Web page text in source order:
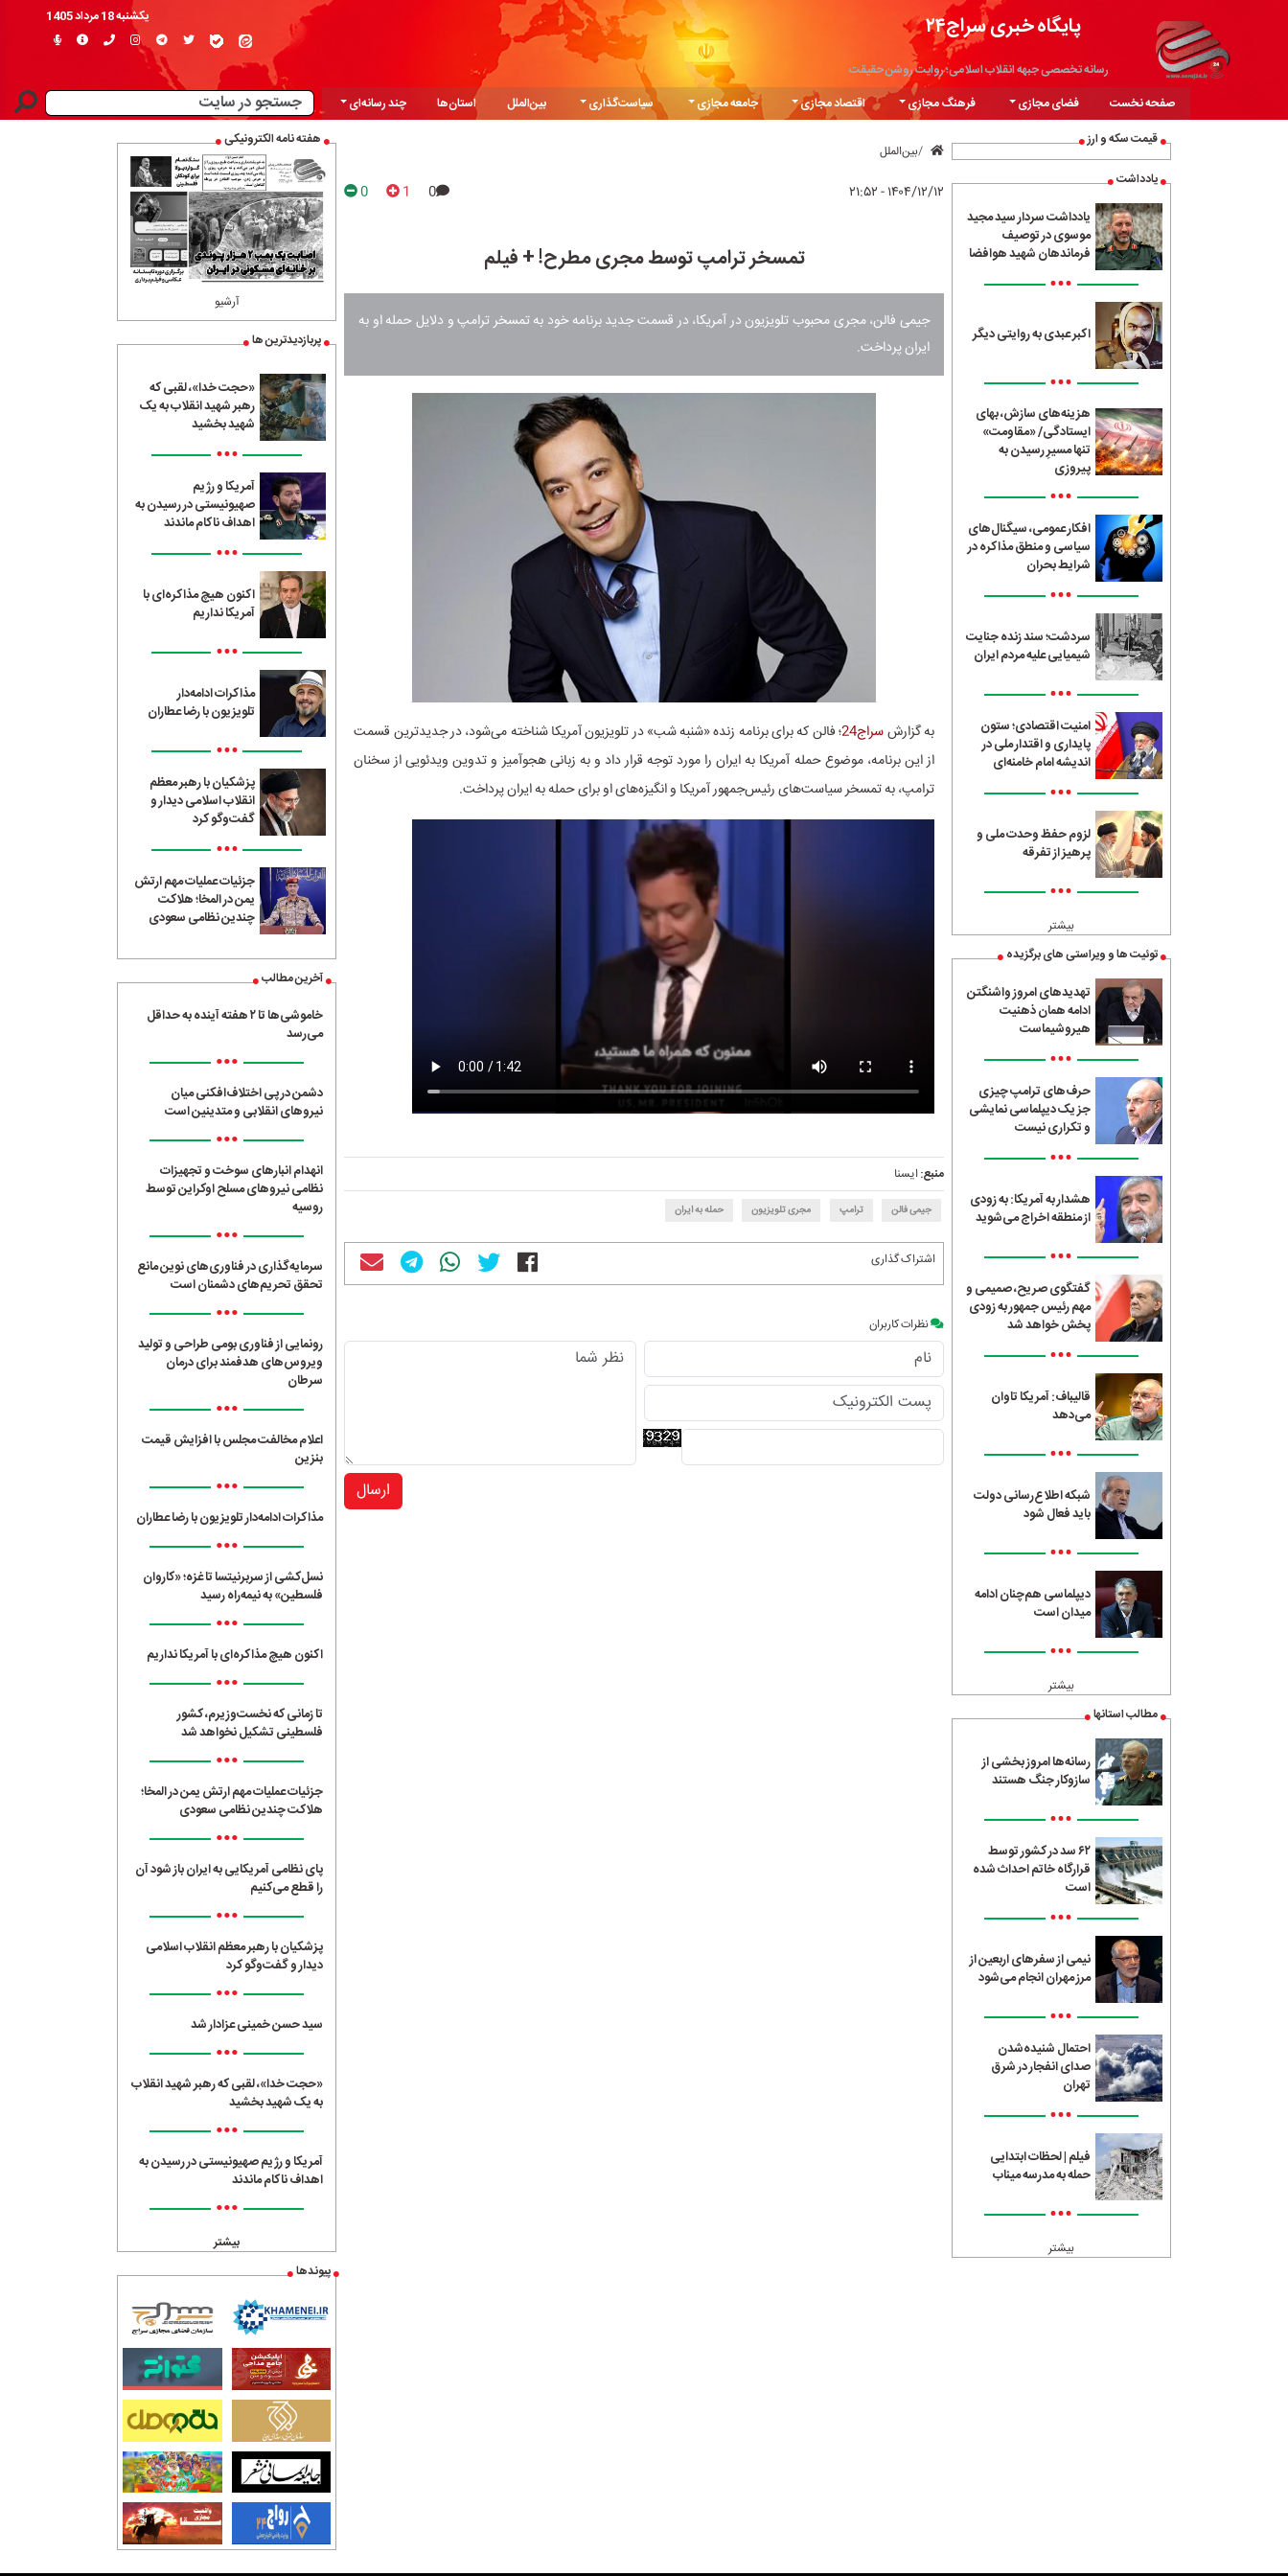
پایگاه خبری سراج۲۴
رسانه تخصصی جبهه انقلاب اسلامی؛ روایت روشن حقیقت
یکشنبه 18 مرداد 1405
صفحه نخست فضای مجازی فرهنگ مجازی اقتصاد مجازی جامعه مجازی سیاست‌گذاری بین‌الملل استان‌ها
چند رسانه‌ای
قیمت سکه و ارز
یادداشت
یادداشت سردار سید مجید
موسوی در توصیف
فرماندهان شهید هوافضا
•••
اکبر عبدی به روایتی دیگر
•••
هزینه‌های سازش، بهای
ایستادگی/ «مقاومت»
تنها مسیرِ رسیدن به
پیروزی
•••
افکار عمومی، سیگنال‌های
سیاسی و منطق مذاکره در
شرایط بحران
•••
سردشت؛ سند زنده جنایت
شیمیایی علیه مردم ایران
•••
امنیت اقتصادی؛ ستون
پایداری و اقتدار ملی در
اندیشه امام خامنه‌ای
•••
لزوم حفظ وحدت ملی و
پرهیز از تفرقه
•••
بیشتر
توئیت ها و ویراستی های برگزیده
تهدیدهای امروز واشنگتن
ادامه همان ذهنیت
هیروشیماست
•••
حرف‌های ترامپ چیزی
جز یک دیپلماسی نمایشی
و تکراری نیست
•••
هشدار به آمریکا: به زودی
از منطقه اخراج می‌شوید
•••
گفتگوی صریح، صمیمی و
مهم رئیس جمهور به زودی
پخش خواهد شد
•••
قالیباف: آمریکا تاوان
می‌دهد
•••
شبکه اطلاع‌رسانی دولت
باید فعال شود
•••
دیپلماسی هم‌چنان ادامه
میدان است
•••
بیشتر
مطالب استانها
رسانه‌ها امروز بخشی از
سازوکار جنگ هستند
•••
۶۲ سد در کشور توسط
قرارگاه خاتم احداث شده
است
•••
نیمی از سفرهای اربعین از
مرز مهران انجام می‌شود
•••
احتمال شنیده‌شدن
صدای انفجار در شرق
تهران
•••
فیلم | لحظات ابتدایی
حمله به مدرسه میناب
•••
بیشتر
بین‌الملل
۱۴۰۴/۱۲/۱۲ - ۲۱:۵۲ 0
1
0
تمسخر ترامپ توسط مجری مطرح! + فیلم
جیمی فالن، مجری محبوب تلویزیون در آمریکا، در قسمت جدید برنامه خود به تمسخر ترامپ و دلایل حمله او به
ایران پرداخت.
به گزارشسراج24
؛ فالن که برای برنامه زنده «شنبه شب» در تلویزیون آمریکا شناخته می‌شود، در جدیدترین قسمت
از این برنامه، موضوع حمله آمریکا به ایران را مورد توجه قرار داد و به زبانی هجوآمیز و تدوین ویدئویی از سخنان
ترامپ، به تمسخر سیاست‌های رئیس‌جمهور آمریکا و انگیزه‌های او برای حمله به ایران پرداخت.
منبع:ایسنا
جیمی فالن ترامپ مجری تلویزیون حمله به ایران
اشتراک گذاری
نظرات کاربران
ارسال
هفته نامه الکترونیکی
آرشیو
پربازدیدترین ها
«حجت خدا»، لقبی که
رهبر شهید انقلاب به یک
شهید بخشید
•••
آمریکا و رژیم
صهیونیستی در رسیدن به
اهداف ناکام ماندند
•••
اکنون هیچ مذاکره‌ای با
آمریکا نداریم
•••
مذاکرات ادامه‌دار
تلویزیون با رضا عطاران
•••
پزشکیان با رهبر معظم
انقلاب اسلامی دیدار و
گفت‌وگو کرد
•••
جزئیات عملیات مهم ارتش
یمن در المخا؛ هلاکت
چندین نظامی سعودی
آخرین مطالب
خاموشی‌ها تا ۲ هفته آینده به حداقل
می‌رسد
•••
دشمن در پی اختلاف‌افکنی میان
نیروهای انقلابی و متدینین است
•••
انهدام انبارهای سوخت و تجهیزات
نظامی نیروهای مسلح اوکراین توسط
روسیه
•••
سرمایه‌گذاری در فناوری‌های نوین مانع
تحقق تحریم‌های دشمنان است
•••
رونمایی از فناوری بومی طراحی و تولید
ویروس‌های هدفمند برای درمان
سرطان
•••
اعلام مخالفت مجلس با افزایش قیمت
بنزین
•••
مذاکرات ادامه‌دار تلویزیون با رضا عطاران
•••
نسل‌کشی از سربرنیتسا تا غزه؛ «کاروان
فلسطین» به نیمه‌راه رسید
•••
اکنون هیچ مذاکره‌ای با آمریکا نداریم
•••
تا زمانی که نخست‌وزیرم، کشور
فلسطینی تشکیل نخواهد شد
•••
جزئیات عملیات مهم ارتش یمن در المخا؛
هلاکت چندین نظامی سعودی
•••
پای نظامی آمریکایی به ایران باز شود آن
را قطع می‌کنیم
•••
پزشکیان با رهبر معظم انقلاب اسلامی
دیدار و گفت‌وگو کرد
•••
سید حسن خمینی عزادار شد
•••
«حجت خدا»، لقبی که رهبر شهید انقلاب
به یک شهید بخشید
•••
آمریکا و رژیم صهیونیستی در رسیدن به
اهداف ناکام ماندند
•••
بیشتر
پیوندها